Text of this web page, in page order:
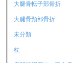
大腿骨転子部骨折
大腿骨頸部骨折
未分類
杖